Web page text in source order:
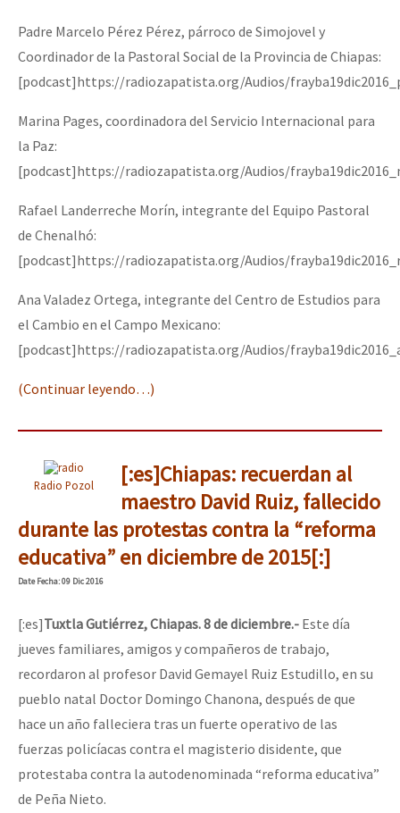
Padre Marcelo Pérez Pérez, párroco de Simojovel y
Coordinador de la Pastoral Social de la Provincia de Chiapas:
[podcast]https://radiozapatista.org/Audios/
Marina Pages, coordinadora del Servicio Internacional para
la Paz:
[podcast]https://radiozapatista.org/Audios/
Rafael Landerreche Morín, integrante del Equipo Pastoral
de Chenalhó:
[podcast]https://radiozapatista.org/Audios/
Ana Valadez Ortega, integrante del Centro de Estudios para
el Cambio en el Campo Mexicano:
[podcast]https://radiozapatista.org/Audios/
(Continuar leyendo…)
Radio Pozol
[:es]Chiapas: recuerdan al
maestro David Ruiz, fallecido
durante las protestas contra la “reforma
educativa” en diciembre de 2015[:]
DateFecha: 09 Dic 2016
[:es]Tuxtla Gutiérrez, Chiapas. 8 de diciembre.- Este día
jueves familiares, amigos y compañeros de trabajo,
recordaron al profesor David Gemayel Ruiz Estudillo, en su
pueblo natal Doctor Domingo Chanona, después de que
hace un año falleciera tras un fuerte operativo de las
fuerzas policíacas contra el magisterio disidente, que
protestaba contra la autodenominada “reforma educativa”
de Peña Nieto.